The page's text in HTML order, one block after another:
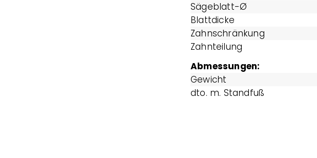
Sägeblatt-Ø
Blattdicke
Zahnschränkung
Zahnteilung
Abmessungen:
Gewicht
dto. m. Standfuß